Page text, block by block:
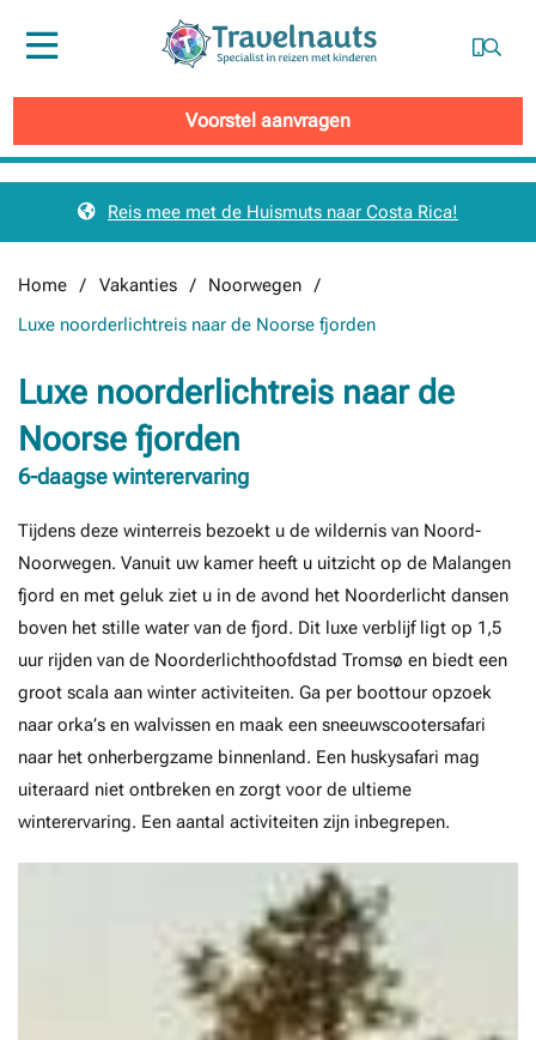
Voorstel aanvragen
Reis mee met de Huismuts naar Costa Rica!
Home Vakanties
Noorwegen
Luxe noorderlichtreis naar de Noorse fjorden
Luxe noorderlichtreis naar de
Noorse fjorden
6-daagse winterervaring
Tijdens deze winterreis bezoekt u de wildernis van Noord-
Noorwegen. Vanuit uw kamer heeft u uitzicht op de Malangen
fjord en met geluk ziet u in de avond het Noorderlicht dansen
boven het stille water van de fjord. Dit luxe verblijf ligt op 1,5
uur rijden van de Noorderlichthoofdstad Tromsø en biedt een
groot scala aan winter activiteiten. Ga per boottour opzoek
naar orka’s en walvissen en maak een sneeuwscootersafari
naar het onherbergzame binnenland. Een huskysafari mag
uiteraard niet ontbreken en zorgt voor de ultieme
winterervaring. Een aantal activiteiten zijn inbegrepen.